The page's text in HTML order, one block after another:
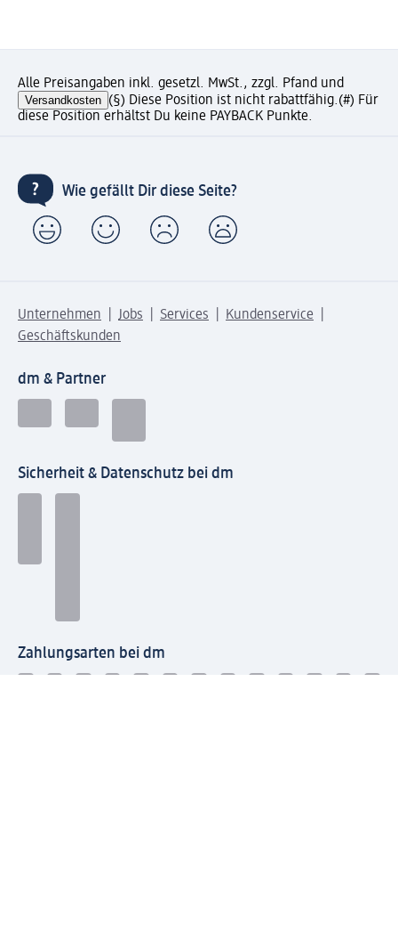
Alle Preisangaben inkl. gesetzl. MwSt., zzgl. Pfand und
Versandkosten (§) Diese Position ist nicht rabattfähig.(#) Für
diese Position erhältst Du keine PAYBACK Punkte.
Wie gefällt Dir diese Seite?
Unternehmen Jobs Services
Kundenservice
Geschäftskunden
dm & Partner
Sicherheit & Datenschutz bei dm
Zahlungsarten bei dm